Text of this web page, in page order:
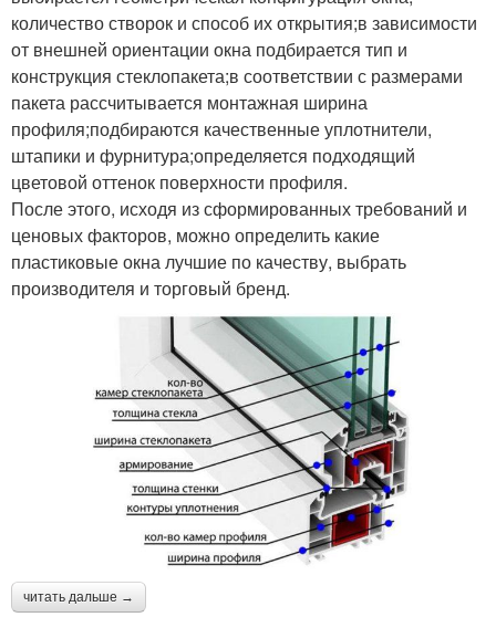
количество створок и способ их открытия;в зависимости
от внешней ориентации окна подбирается тип и
конструкция стеклопакета;в соответствии с размерами
пакета рассчитывается монтажная ширина
профиля;подбираются качественные уплотнители,
штапики и фурнитура;определяется подходящий
цветовой оттенок поверхности профиля.
После этого, исходя из сформированных требований и
ценовых факторов, можно определить какие
пластиковые окна лучшие по качеству, выбрать
производителя и торговый бренд.
читать дальше →